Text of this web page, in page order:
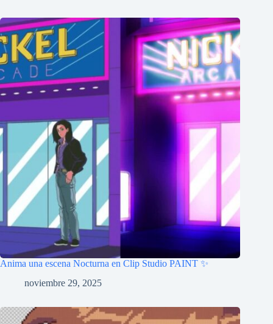
Anima una escena Nocturna en Clip Studio PAINT ✨
noviembre 29, 2025